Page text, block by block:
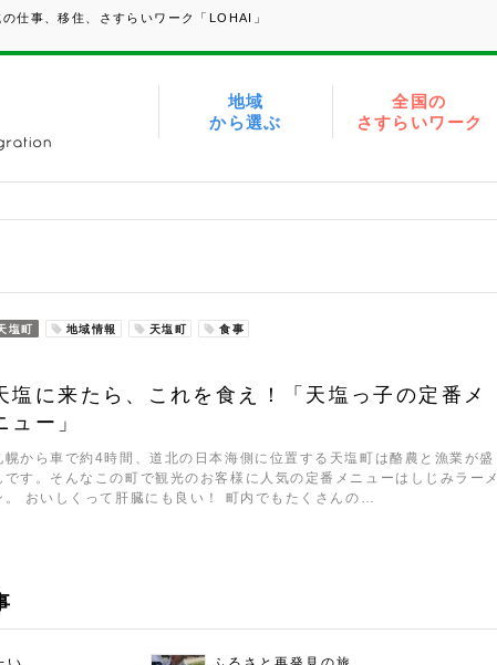
仕事、移住、さすらいワーク「LOHAI」
地域
から選ぶ
全国の
さすらいワーク
塩町 地域情報 天塩町 食事
塩に来たら、これを食え！「天塩っ子の定番メ
ュー」
幌から車で約4時間、道北の日本海側に位置する天塩町は酪農と漁業が盛
です。そんなこの町で観光のお客様に人気の定番メニューはしじみラーメ
。 おいしくって肝臓にも良い！ 町内でもたくさんの…